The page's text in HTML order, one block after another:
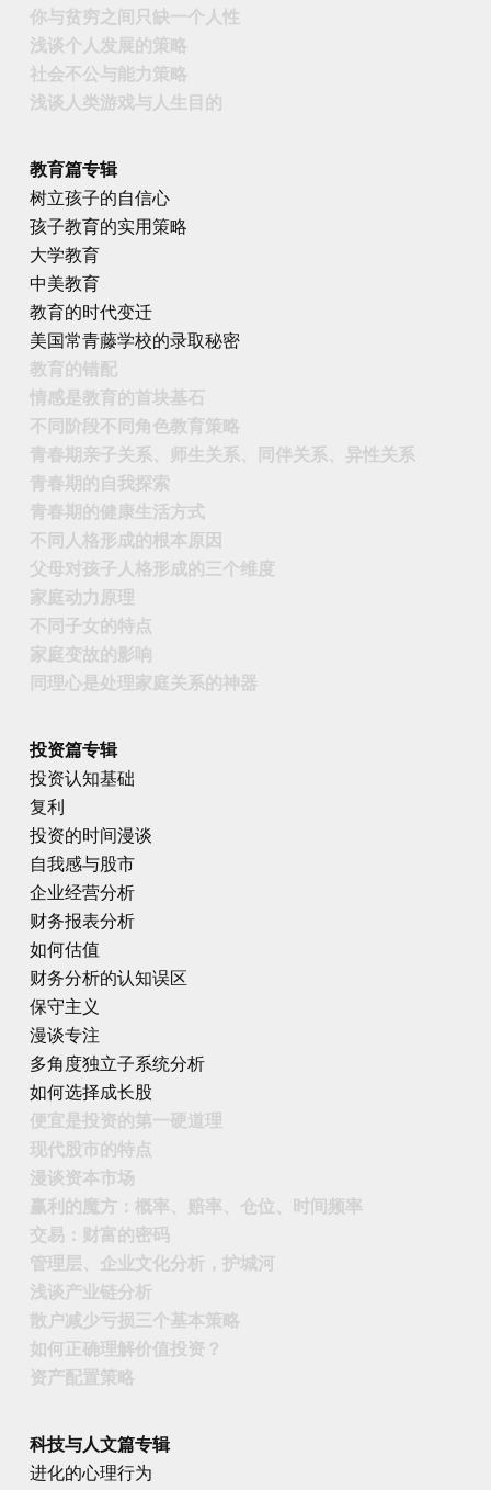
你与贫穷之间只缺一个人性
浅谈个人发展的策略
社会不公与能力策略
浅谈人类游戏与人生目的
教育篇专辑
树立孩子的自信心
孩子教育的实用策略
大学教育
中美教育
教育的时代变迁
美国常青藤学校的录取秘密
教育的错配
情感是教育的首块基石
不同阶段不同角色教育策略
青春期亲子关系、师生关系、同伴关系、异性关系
青春期的自我探索
青春期的健康生活方式
不同人格形成的根本原因
父母对孩子人格形成的三个维度
家庭动力原理
不同子女的特点
家庭变故的影响
同理心是处理家庭关系的神器
投资篇专辑
投资认知基础
复利
投资的时间漫谈
自我感与股市
企业经营分析
财务报表分析
如何估值
财务分析的认知误区
保守主义
漫谈专注
多角度独立子系统分析
如何选择成长股
便宜是投资的第一硬道理
现代股市的特点
漫谈资本市场
赢利的魔方：概率、赔率、仓位、时间频率
交易：财富的密码
管理层、企业文化分析，护城河
浅谈产业链分析
散户减少亏损三个基本策略
如何正确理解价值投资？
资产配置策略
科技与人文篇专辑
进化的心理行为